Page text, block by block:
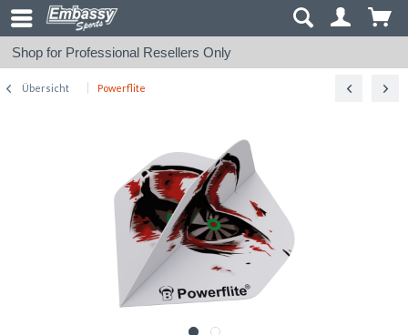
Shop for Professional Resellers Only
Übersicht Powerflite